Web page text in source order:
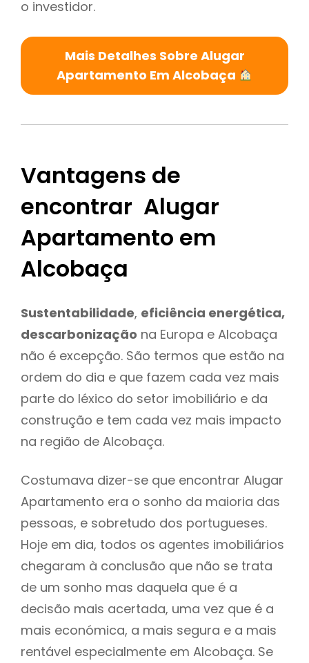
o investidor.
Mais Detalhes Sobre Alugar
Apartamento Em Alcobaça
Vantagens de
encontrar Alugar
Apartamento em
Alcobaça
Sustentabilidade, eficiência energética,
descarbonização na Europa e Alcobaça
não é excepção. São termos que estão na
ordem do dia e que fazem cada vez mais
parte do léxico do setor imobiliário e da
construção e tem cada vez mais impacto
na região de Alcobaça.
Costumava dizer-se que encontrar Alugar
Apartamento era o sonho da maioria das
pessoas, e sobretudo dos portugueses.
Hoje em dia, todos os agentes imobiliários
chegaram à conclusão que não se trata
de um sonho mas daquela que é a
decisão mais acertada, uma vez que é a
mais económica, a mais segura e a mais
rentável especialmente em Alcobaça. Se